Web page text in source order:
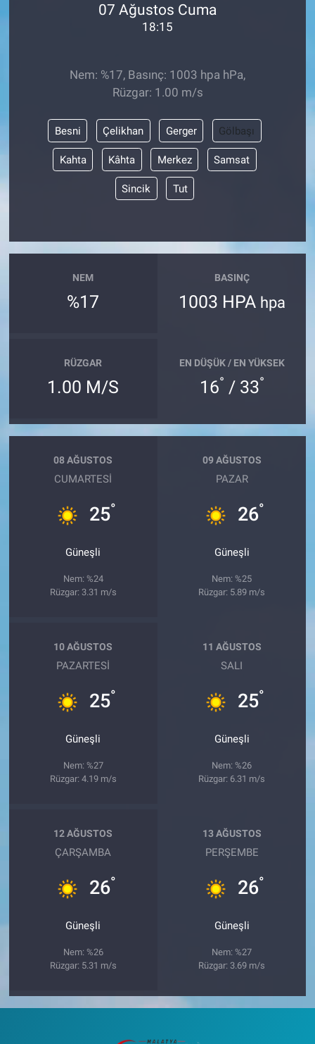
07 Ağustos Cuma
18:15
Nem: %17, Basınç: 1003 hpa hPa,
Rüzgar: 1.00 m/s
Besni Çelikhan Gerger Gölbaşı
Kahta Kâhta Merkez Samsat
Sincik Tut
NEM
%17
BASINÇ
1003 HPA hpa
RÜZGAR
1.00 M/S
EN DÜŞÜK / EN YÜKSEK
16° / 33°
08 AĞUSTOS
CUMARTESI
25°
Güneşli
Nem: %24
Rüzgar: 3.31 m/s
09 AĞUSTOS
PAZAR
26°
Güneşli
Nem: %25
Rüzgar: 5.89 m/s
10 AĞUSTOS
PAZARTESI
25°
Güneşli
Nem: %27
Rüzgar: 4.19 m/s
11 AĞUSTOS
SALI
25°
Güneşli
Nem: %26
Rüzgar: 6.31 m/s
12 AĞUSTOS
ÇARŞAMBA
26°
Güneşli
Nem: %26
Rüzgar: 5.31 m/s
13 AĞUSTOS
PERŞEMBE
26°
Güneşli
Nem: %27
Rüzgar: 3.69 m/s